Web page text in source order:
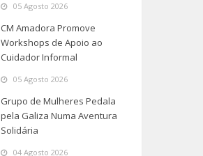
05 Agosto 2026
CM Amadora Promove
Workshops de Apoio ao
Cuidador Informal
05 Agosto 2026
Grupo de Mulheres Pedala
pela Galiza Numa Aventura
Solidária
04 Agosto 2026